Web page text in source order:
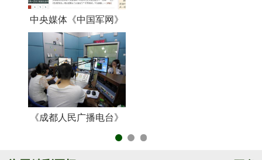
中央媒体《中国军网》
《成都人民广播电台》